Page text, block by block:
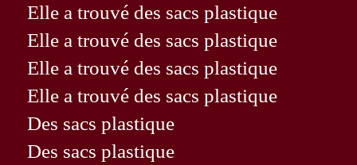
Elle a trouvé des sacs plastique
Elle a trouvé des sacs plastique
Elle a trouvé des sacs plastique
Elle a trouvé des sacs plastique
Des sacs plastique
Des sacs plastique